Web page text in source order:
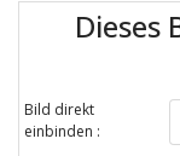
Dieses
Bild direkt
einbinden :